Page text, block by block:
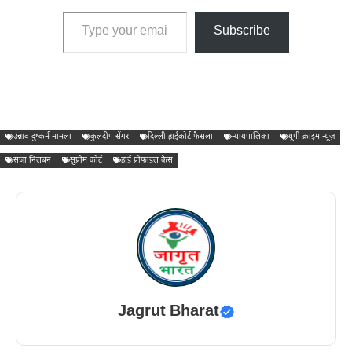
Type your email…
Subscribe
उन्नाव दुष्कर्म मामला कुलदीप सेंगर दिल्ली हाईकोर्ट फैसला न्यायपालिका यूपी क्राइम न्यूज़
सजा निलंबन सुप्रीम कोर्ट हाई प्रोफाइल केस
Jagrut Bharat